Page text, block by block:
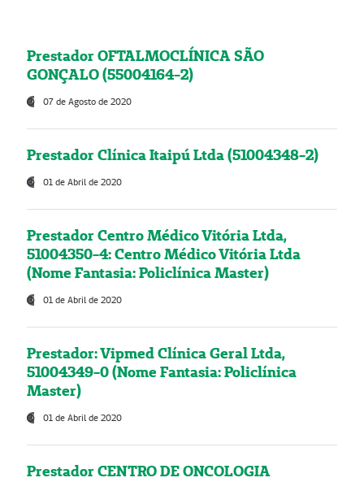
Prestador OFTALMOCLÍNICA SÃO
GONÇALO (55004164-2)
07 de Agosto de 2020
Prestador Clínica Itaipú Ltda (51004348-2)
01 de Abril de 2020
Prestador Centro Médico Vitória Ltda,
51004350-4: Centro Médico Vitória Ltda
(Nome Fantasia: Policlínica Master)
01 de Abril de 2020
Prestador: Vipmed Clínica Geral Ltda,
51004349-0 (Nome Fantasia: Policlínica
Master)
01 de Abril de 2020
Prestador CENTRO DE ONCOLOGIA